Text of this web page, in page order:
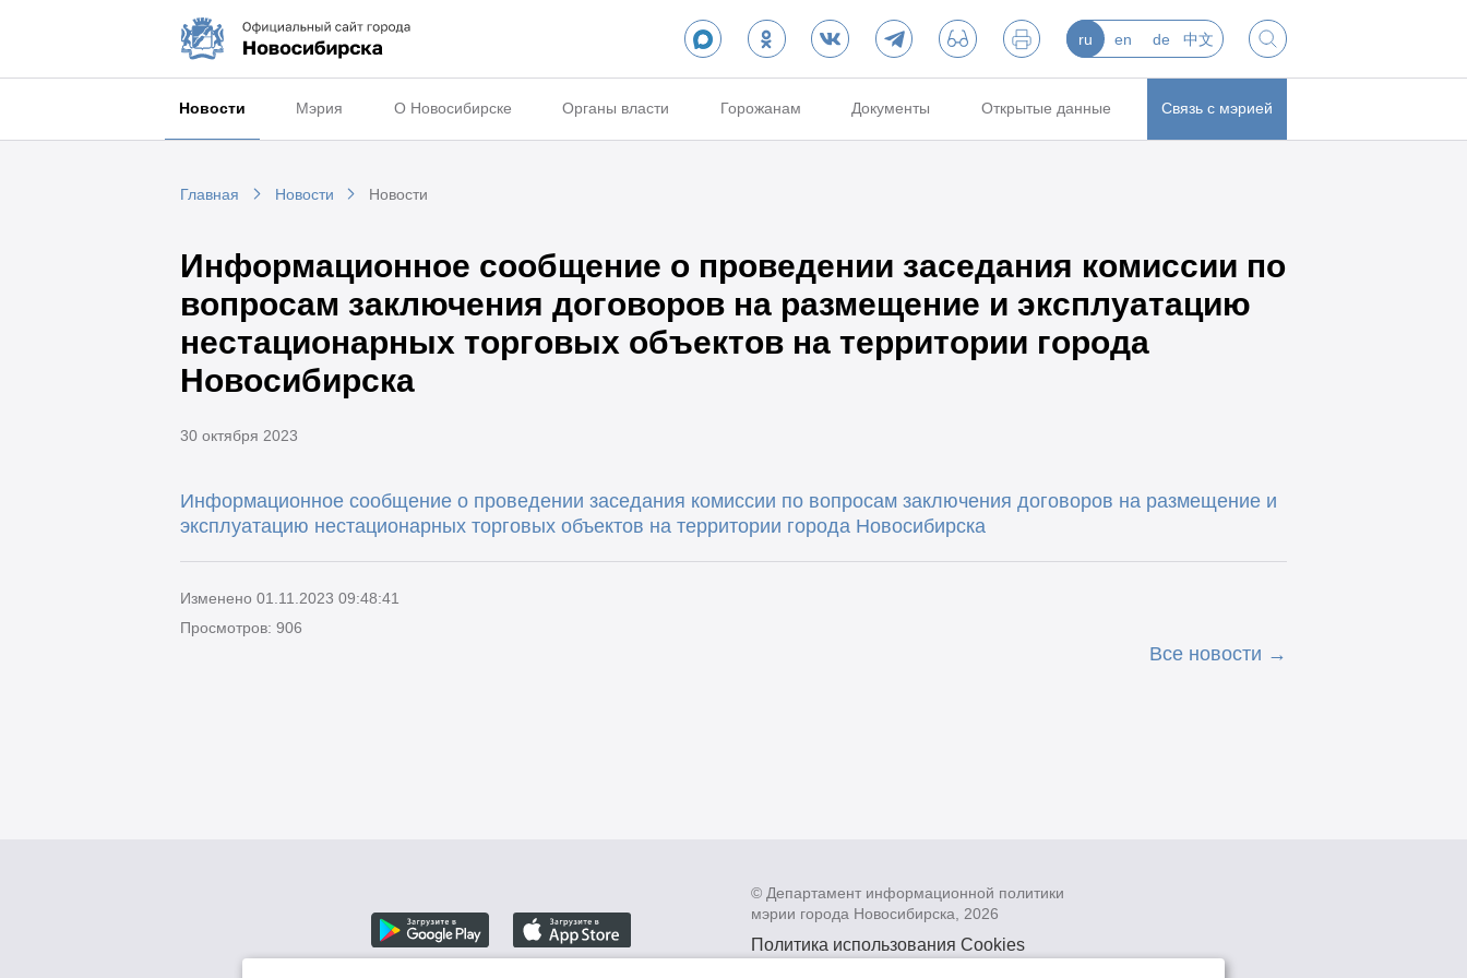
ru en de 中文
Новости Мэрия О Новосибирске Органы власти Горожанам Документы Открытые данные Связь с мэрией
Главная Новости Новости
Информационное сообщение о проведении заседания комиссии по
вопросам заключения договоров на размещение и эксплуатацию
нестационарных торговых объектов на территории города
Новосибирска
30 октября 2023
Информационное сообщение о проведении заседания комиссии по вопросам заключения договоров на размещение и
эксплуатацию нестационарных торговых объектов на территории города Новосибирска
Изменено 01.11.2023 09:48:41
Просмотров: 906
Все новости
© Департамент информационной политики
мэрии города Новосибирска, 2026
Политика использования Cookies